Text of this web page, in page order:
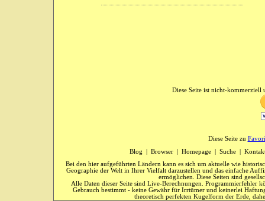
Diese Seite ist nicht-kommerziell
Diese Seite zu
Blog
Browser| Homepage| Suche|
Bei den hier aufgeführten Ländern kann es sich um aktuelle wie
Geographie der Welt in Ihrer Vielfalt darzustellen und das einfache
ermöglichen. Diese Seiten sind
Alle Daten dieser Seite sind Live-Berechnungen. Programmierfehler
Gebrauch bestimmt - keine Gewähr für Irrtümer und keinerlei
theoretisch perfekten Kugelform der Erde,